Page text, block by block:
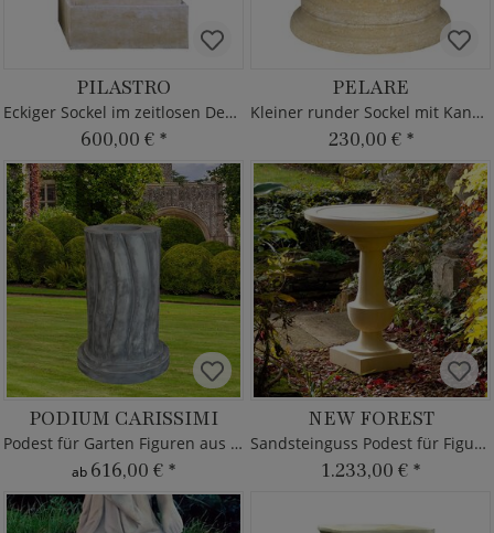
PILASTRO
Eckiger Sockel im zeitlosen Design
600,00 € *
PELARE
Kleiner runder Sockel mit Kanneluren
230,00 € *
PODIUM CARISSIMI
Podest für Garten Figuren aus Stein
ab 616,00 € *
NEW FOREST
Sandsteinguss Podest für Figuren
1.233,00 € *